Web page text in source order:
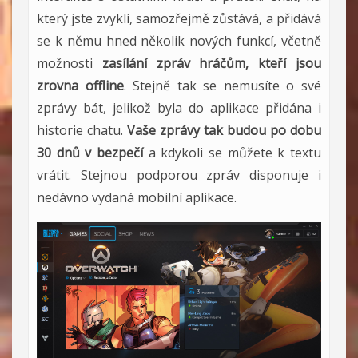
který jste zvyklí, samozřejmě zůstává, a přidává
se k němu hned několik nových funkcí, včetně
možnosti zasílání zpráv hráčům, kteří jsou
zrovna offline. Stejně tak se nemusíte o své
zprávy bát, jelikož byla do aplikace přidána i
historie chatu. Vaše zprávy tak budou po dobu
30 dnů v bezpečía kdykoli se můžete k textu
vrátit. Stejnou podporou zpráv disponuje i
nedávno vydaná mobilní aplikace.